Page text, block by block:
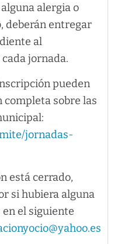
alergia o
deberán entregar
al
jornada.
pueden
sobre las
jornadas-
está cerrado,
si hubiera alguna
el siguiente